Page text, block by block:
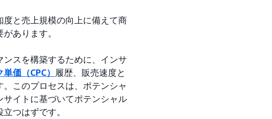
と売上規模の向上に備えて商
あります。
スを構築するために、インサ
価（CPC） 履歴、販売速度と
このプロセスは、ポテンシャ
イトに基づいてポテンシャル
つはずです。